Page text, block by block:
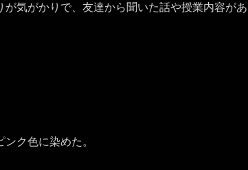
気がかりで、友達から聞いた話や授業内容が
ク色に染めた。